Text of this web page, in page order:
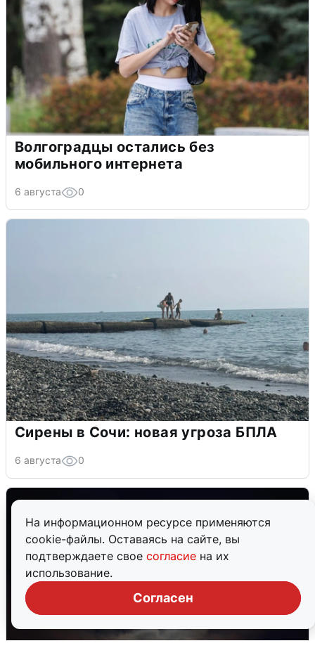
На информационном ресурсе применяются
cookie-файлы. Оставаясь на сайте, вы
подтверждаете свое согласие на их
использование.
Согласен
Волгоградцы остались без
мобильного интернета
6 августа 0
Сирены в Сочи: новая угроза БПЛА
6 августа 0